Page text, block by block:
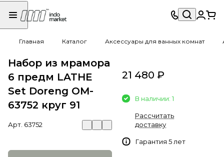
Главная Каталог Аксессуары для ванных комнат
Набор из мрамора
6 предм LATHE
Set Doreng OM-
63752 круг 91
Арт. 63752
21 480 ₽
В наличии: 1
Рассчитать
доставку
Гарантия 5 лет